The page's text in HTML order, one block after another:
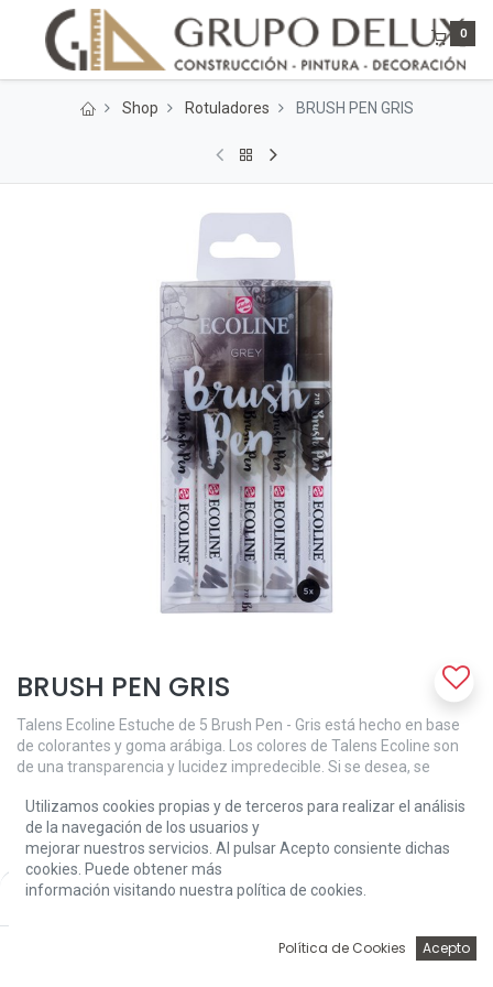
Price:
Add to Cart
0
Shop Rotuladores BRUSH PEN GRIS
BRUSH PEN GRIS
Talens Ecoline Estuche de 5 Brush Pen - Gris está hecho en base
de colorantes y goma arábiga. Los colores de Talens Ecoline son
de una transparencia y lucidez impredecible. Si se desea, se
con agua o con el Brush Pen blender (mezclador para rotulador
pincel). Para conservar bien los colores, se aconseja guardar las
obras en una carpeta. La fórmula concentrada de Talens Ecoline
de los Brush Pen compagina perfectamente con la Ecoline de los
frascos. Con el Brush Pen blender (mezclador para rotulador
deslavados y transiciones de colores. Si se te olvida tapar el Brush
Pen, no hay problema: la punta vuelve a su estado original
Utilizamos cookies propias y de terceros para realizar el análisis
de la navegación de los usuarios y
mejorar nuestros servicios. Al pulsar Acepto consiente dichas
cookies. Puede obtener más
información visitando nuestra política de cookies.
Política de Cookies Acepto